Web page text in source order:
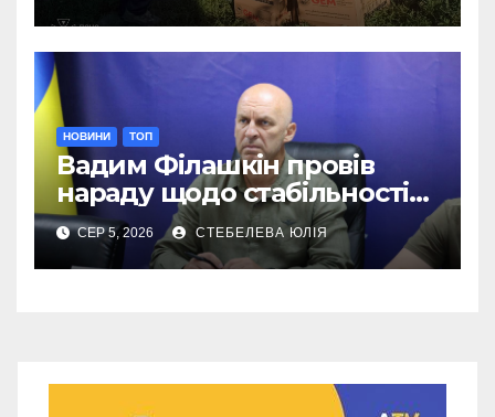
НОВИНИ ТОП
Вадим Філашкін провів
нараду щодо стабільності
мобільного зв’язку
СЕР 5, 2026 СТЕБЕЛЕВА ЮЛІЯ